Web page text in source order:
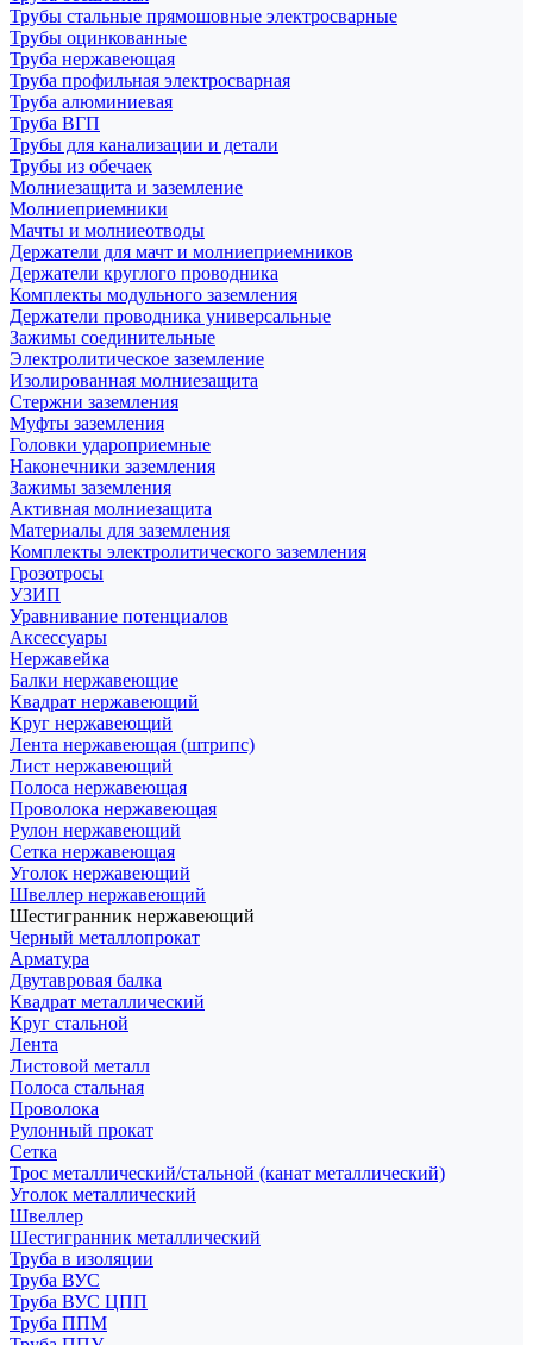
Трубы стальные прямошовные электросварные
Трубы оцинкованные
Труба нержавеющая
Труба профильная электросварная
Труба алюминиевая
Труба ВГП
Трубы для канализации и детали
Трубы из обечаек
Молниезащита и заземление
Молниеприемники
Мачты и молниеотводы
Держатели для мачт и молниеприемников
Держатели круглого проводника
Комплекты модульного заземления
Держатели проводника универсальные
Зажимы соединительные
Электролитическое заземление
Изолированная молниезащита
Стержни заземления
Муфты заземления
Головки удароприемные
Наконечники заземления
Зажимы заземления
Активная молниезащита
Материалы для заземления
Комплекты электролитического заземления
Грозотросы
УЗИП
Уравнивание потенциалов
Аксессуары
Нержавейка
Балки нержавеющие
Квадрат нержавеющий
Круг нержавеющий
Лента нержавеющая (штрипс)
Лист нержавеющий
Полоса нержавеющая
Проволока нержавеющая
Рулон нержавеющий
Сетка нержавеющая
Уголок нержавеющий
Швеллер нержавеющий
Шестигранник нержавеющий
Черный металлопрокат
Арматура
Двутавровая балка
Квадрат металлический
Круг стальной
Лента
Листовой металл
Полоса стальная
Проволока
Рулонный прокат
Сетка
Трос металлический/стальной (канат металлический)
Уголок металлический
Швеллер
Шестигранник металлический
Труба в изоляции
Труба ВУС
Труба ВУС ЦПП
Труба ППМ